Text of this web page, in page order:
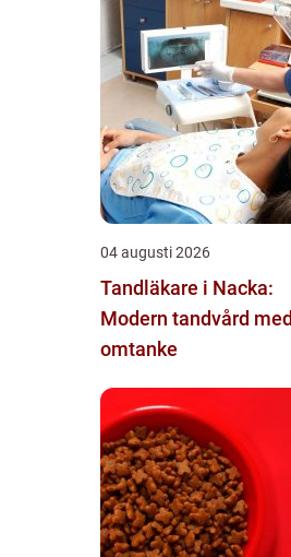
04 augusti 2026
Tandläkare i Nacka:
Modern tandvård med
omtanke